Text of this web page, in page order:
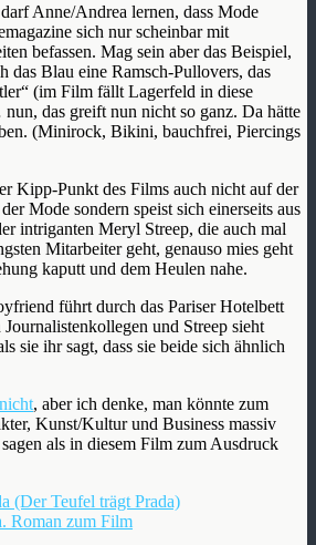
Anne/Andrea lernen, dass Mode
sich nur scheinbar mit
befassen. Mag sein aber das Beispiel,
das Blau eine Ramsch-Pullovers, das
(im Film fällt Lagerfeld in diese
das greift nun nicht so ganz. Da hätte
(Minirock, Bikini, bauchfrei, Piercings
Kipp-Punkt des Films auch nicht auf der
Mode sondern speist sich einerseits aus
intriganten Meryl Streep, die auch mal
Mitarbeiter geht, genauso mies geht
kaputt und dem Heulen nahe.
führt durch das Pariser Hotelbett
und Streep sieht
sie ihr sagt, dass sie beide sich ähnlich
, aber ich denke, man könnte zum
Kunst/Kultur und Business massiv
als in diesem Film zum Ausdruck